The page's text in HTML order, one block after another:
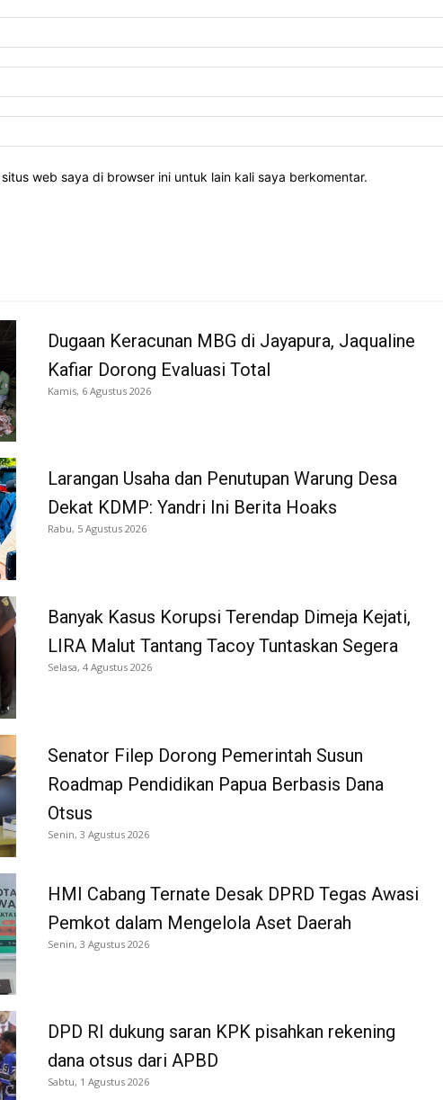
web saya di browser ini untuk lain kali saya berkomentar.
Dugaan Keracunan MBG di Jayapura, Jaqualine
Kafiar Dorong Evaluasi Total
Kamis, 6 Agustus 2026
Larangan Usaha dan Penutupan Warung Desa
Dekat KDMP: Yandri Ini Berita Hoaks
Rabu, 5 Agustus 2026
Banyak Kasus Korupsi Terendap Dimeja Kejati,
LIRA Malut Tantang Tacoy Tuntaskan Segera
Selasa, 4 Agustus 2026
Senator Filep Dorong Pemerintah Susun
Roadmap Pendidikan Papua Berbasis Dana
Otsus
Senin, 3 Agustus 2026
HMI Cabang Ternate Desak DPRD Tegas Awasi
Pemkot dalam Mengelola Aset Daerah
Senin, 3 Agustus 2026
DPD RI dukung saran KPK pisahkan rekening
dana otsus dari APBD
Sabtu, 1 Agustus 2026